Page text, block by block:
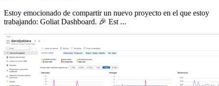
Estoy emocionado de compartir un nuevo proyecto en el que estoy
trabajando: Goliat Dashboard. 🎉 Est ...